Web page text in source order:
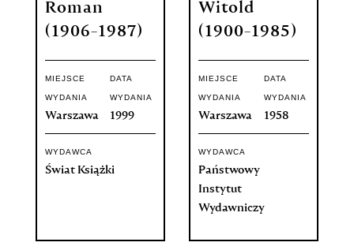
Roman
(1906-1987)
MIEJSCE
WYDANIA
Warszawa
DATA
WYDANIA
1999
WYDAWCA
Świat Książki
Witold
(1900-1985)
MIEJSCE
WYDANIA
Warszawa
DATA
WYDANIA
1958
WYDAWCA
Państwowy
Instytut
Wydawniczy